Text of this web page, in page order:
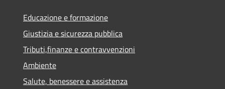
Educazione e formazione
Giustizia e sicurezza pubblica
Tributi,finanze e contravvenzioni
Ambiente
Salute, benessere e assistenza